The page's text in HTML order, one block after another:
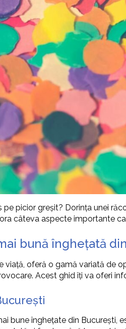
picior greșit? Dorința unei
câteva aspecte importante
bună înghețată
viață, oferă o gamă variată de
Acest ghid îți va oferi
bune înghețate din